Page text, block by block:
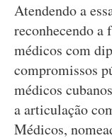
Atendendo a
reconhecendo a
médicos com
compromissos
médicos
a articulação
Médicos,